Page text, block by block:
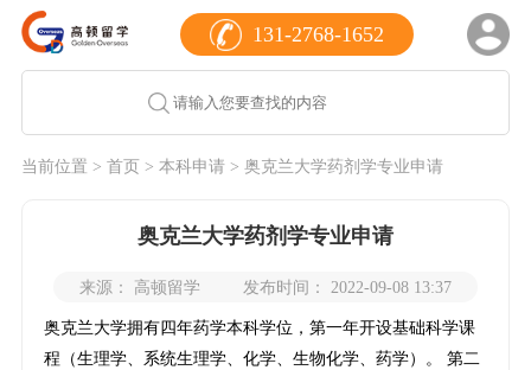
131-2768-1652
当前位置 > 首页 > 本科申请> 奥克兰大学药剂学专业申请
奥克兰大学药剂学专业申请
来源： 高顿留学 发布时间： 2022-09-08 13:37
奥克兰大学拥有四年药学本科学位，第一年开设基础科学课
程（生理学、系统生理学、化学、生物化学、药学）。 第二